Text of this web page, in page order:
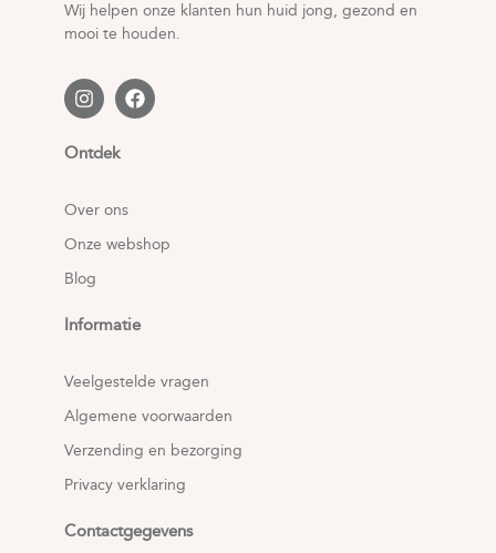
Wij helpen onze klanten hun huid jong, gezond en
mooi te houden.
Ontdek
Over ons
Onze webshop
Blog
Informatie
Veelgestelde vragen
Algemene voorwaarden
Verzending en bezorging
Privacy verklaring
Contactgegevens